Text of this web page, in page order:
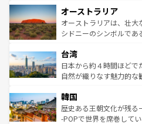
部のニューオーリンズで
文化が魅力。旅行者はア
しみながら、その多様性
ならではの贅沢な旅のスタイルだ。 なお
情報はコンテンツ一覧を
ワイ島は見逃せない。ま
島だが、静かな自然を求
おすすめ。エメラルドグ
れるおもてなしの心で訪
人々、おいしいローカル
ク、伝統的なフラダンス
ワイを、存分に味わってほしい。 なお、新
はコンテンツ一覧を参照
オーストラリア
オーストラリアは、壮大
シドニーのシンボルであ
リアリーフや大陸中央部
ク）、タスマニアの美し
ど、見どころがたくさん
いる。アクティビティも
ビング、ハイキングなど
い。オーストラリアの多
台湾
日本から約４時間ほどで
自然が織りなす魅力的な
ン）、静ひつな山岳地帯
と山間の静けさが共存し
驚きをもたらしてくれる
韓国
歴史ある王朝文化が残る
-POPで世界を席巻して